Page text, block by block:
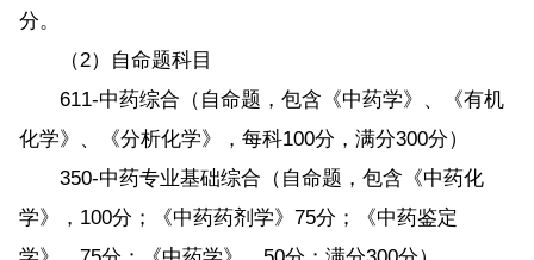
分。
（2）自命题科目
611-中药综合（自命题，包含《中药学》、《有机
化学》、《分析化学》，每科100分，满分300分）
350-中药专业基础综合（自命题，包含《中药化
学》，100分；《中药药剂学》75分；《中药鉴定